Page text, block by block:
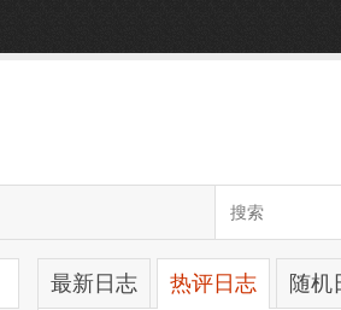
最新日志 热评日志 随机